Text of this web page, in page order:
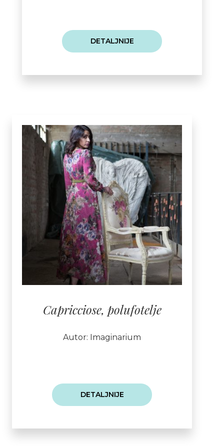
DETALJNIJE
Capricciose, polufotelje
Autor: Imaginarium
DETALJNIJE